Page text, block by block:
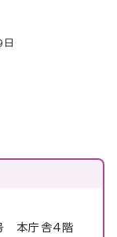
日
本庁舎4階